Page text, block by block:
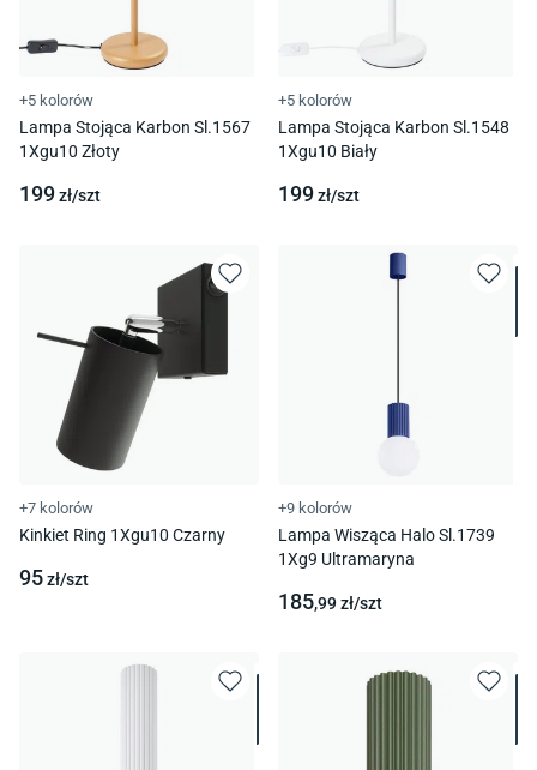
+5 kolorów
Lampa Stojąca Karbon Sl.1567
1Xgu10 Złoty
199zł/szt
+5 kolorów
Lampa Stojąca Karbon Sl.1548
1Xgu10 Biały
199zł/szt
+7 kolorów
Kinkiet Ring 1Xgu10 Czarny
95zł/szt
+9 kolorów
Lampa Wisząca Halo Sl.1739
1Xg9 Ultramaryna
185,99zł/szt